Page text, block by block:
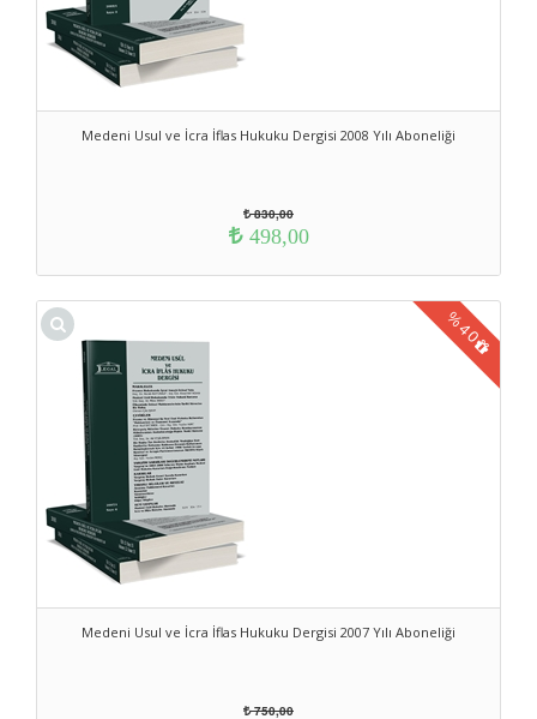
Medeni Usul ve İcra İflas Hukuku Dergisi 2008 Yılı Aboneliği
830,00
498,00
Medeni Usul ve İcra İflas Hukuku Dergisi 2007 Yılı Aboneliği
%40
750,00